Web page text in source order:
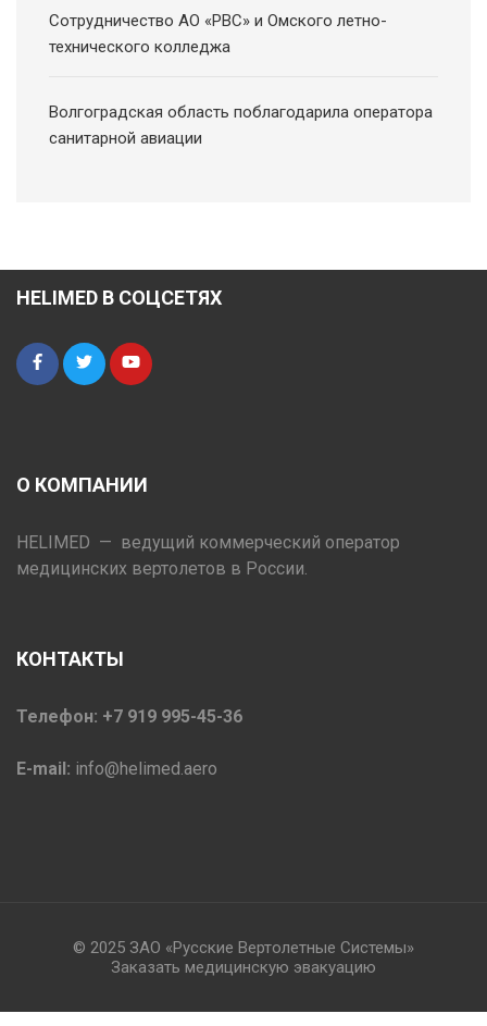
Сотрудничество АО «РВС» и Омского летно-
технического колледжа
Волгоградская область поблагодарила оператора
санитарной авиации
HELIMED В СОЦСЕТЯХ
О КОМПАНИИ
HELIMED — ведущий коммерческий оператор
медицинских вертолетов в России.
КОНТАКТЫ
Телефон: +7 919 995-45-36
E-mail: info@helimed.aero
© 2025 ЗАО «Русские Вертолетные Системы»
Заказать медицинскую эвакуацию